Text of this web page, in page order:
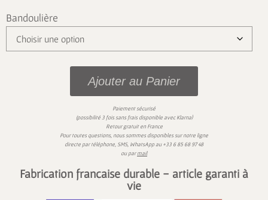
Bandoulière
Ajouter au Panier
Paiement sécurisé
(possibilité 3 fois sans frais disponible avecKlarna)
Retour gratuit en France
Pour toutes questions, nous sommes disponibles surnotre ligne
directe par téléphone, SMS, WhatsApp au+33 6 85 68 97 48
ou parmail
Fabrication française durable - article garanti à
vie